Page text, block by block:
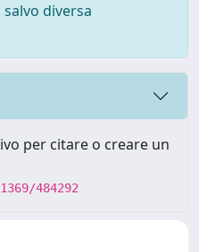
diversa
per citare o creare un
484292